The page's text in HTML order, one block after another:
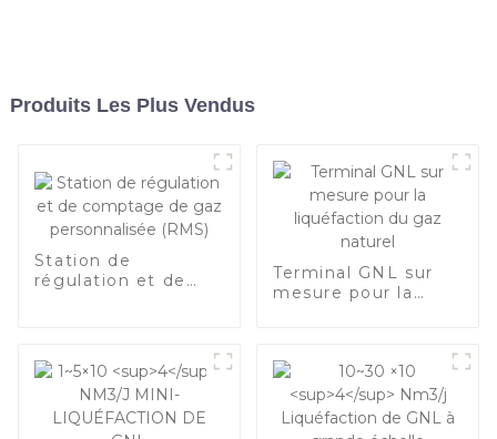
Produits Les Plus Vendus
Station de
régulation et de
Terminal GNL sur
mesure pour la